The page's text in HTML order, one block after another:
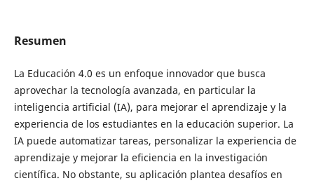
Resumen
La Educación 4.0 es un enfoque innovador que busca
aprovechar la tecnología avanzada, en particular la
inteligencia artificial (IA), para mejorar el aprendizaje y la
experiencia de los estudiantes en la educación superior. La
IA puede automatizar tareas, personalizar la experiencia de
aprendizaje y mejorar la eficiencia en la investigación
científica. No obstante, su aplicación plantea desafíos en